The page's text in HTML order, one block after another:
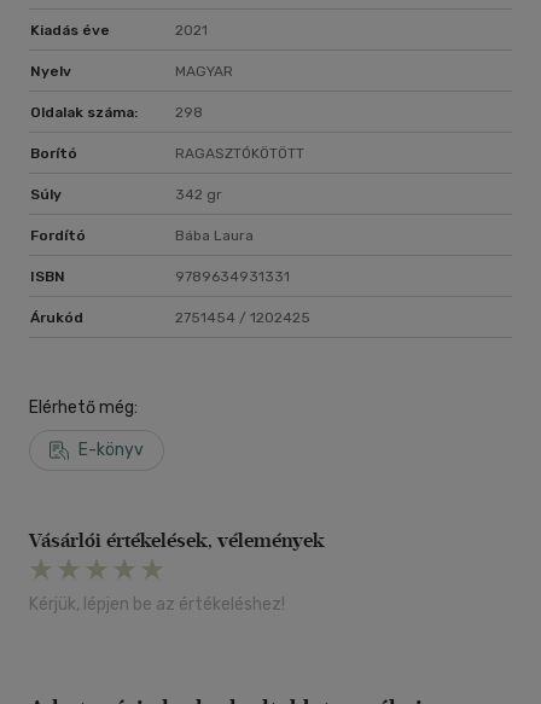
Kiadás éve 2021
Nyelv MAGYAR
Oldalak száma: 298
Borító RAGASZTÓKÖTÖTT
Súly 342 gr
Fordító Bába Laura
ISBN 9789634931331
Árukód 2751454 / 1202425
Elérhető még:
E-könyv
Vásárlói értékelések, vélemények
Kérjük, lépjen be az értékeléshez!